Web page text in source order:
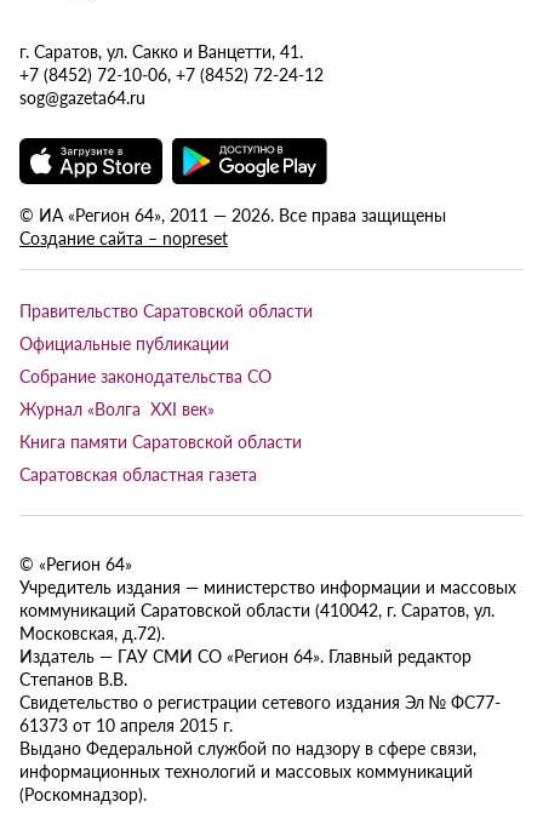
г. Саратов, ул. Сакко и Ванцетти, 41.
+7 (8452) 72-10-06, +7 (8452) 72-24-12
sog@gazeta64.ru
© ИА «Регион 64», 2011 — 2026. Все права защищены
Создание сайта – nopreset
Правительство Саратовской области
Официальные публикации
Собрание законодательства СО
Журнал «Волга XXI век»
Книга памяти Саратовской области
Саратовская областная газета
© «Регион 64»
Учредитель издания — министерство информации и массовых
коммуникаций Саратовской области (410042, г. Саратов, ул.
Московская, д.72).
Издатель — ГАУ СМИ СО «Регион 64». Главный редактор
Степанов В.В.
Свидетельство о регистрации сетевого издания Эл № ФС77-
61373 от 10 апреля 2015 г.
Выдано Федеральной службой по надзору в сфере связи,
информационных технологий и массовых коммуникаций
(Роскомнадзор).